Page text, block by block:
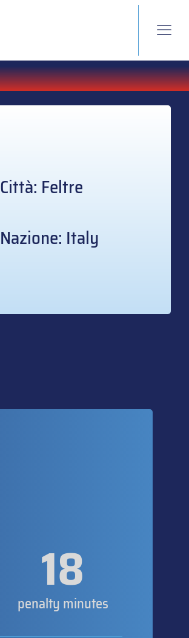
Città: Feltre
Nazione: Italy
18
penalty minutes